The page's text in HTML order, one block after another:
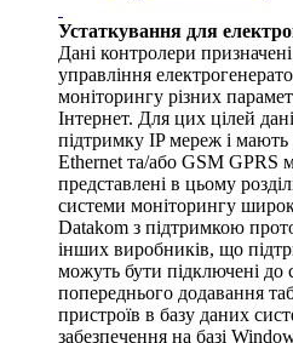
Устаткування для
Дані контролери
управління
моніторингу різних
Інтернет. Для цих цілей
підтримку IP мереж і мають
Ethernet та/або GSM GPRS
представлені в цьому
системи моніторингу
Datakom з підтримкою
інших виробників, що
можуть бути підключені до
попереднього додавання
пристроїв в базу даних
забезпечення на базі